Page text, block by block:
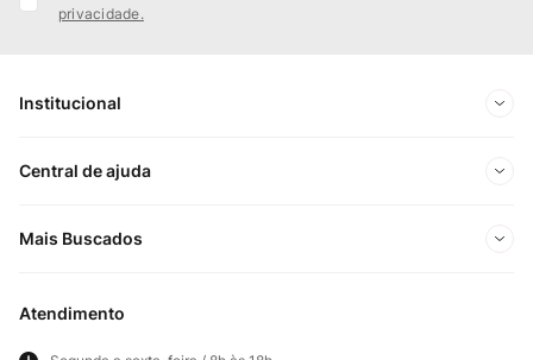
privacidade.
Institucional
Sobre Nós
Privacidade e Segurança
Panfletos lojas físicas
Central de ajuda
Minha conta
Acompanhe seu pedido
Mais Buscados
Atendimento